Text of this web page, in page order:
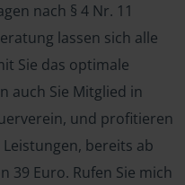
nach § 4 Nr. 11
lassen sich alle
Sie das optimale
auch Sie Mitglied in
und profitieren
bereits ab
39 Euro. Rufen Sie mich